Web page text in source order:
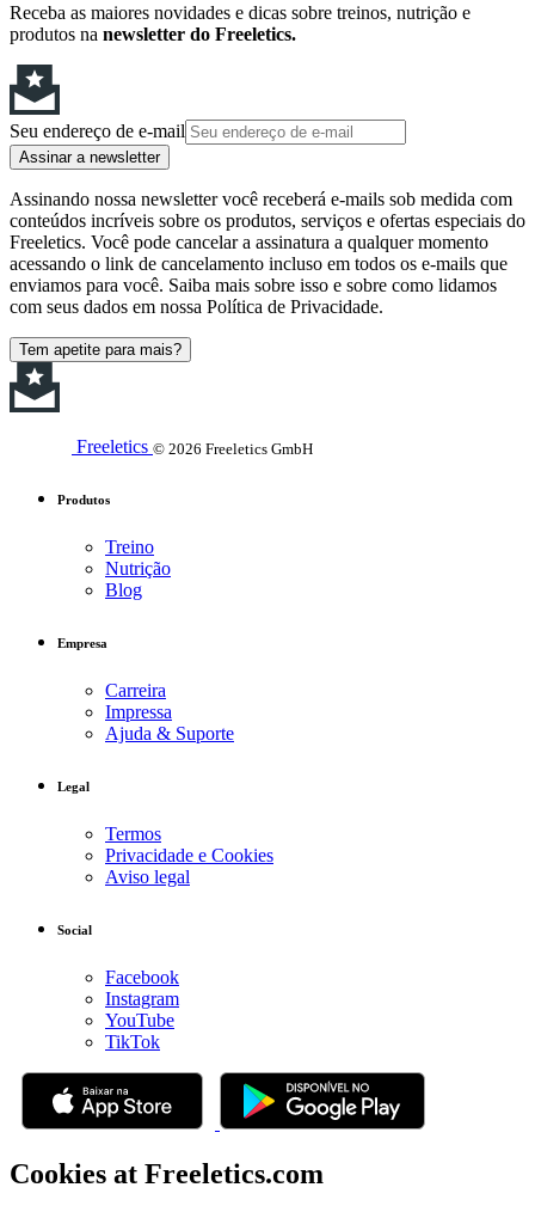
Receba as maiores novidades e dicas sobre treinos, nutrição e
produtos na newsletter do Freeletics.
Seu endereço de e-mail
Assinar a newsletter
Assinando nossa newsletter você receberá e-mails sob medida com
conteúdos incríveis sobre os produtos, serviços e ofertas especiais do
Freeletics. Você pode cancelar a assinatura a qualquer momento
acessando o link de cancelamento incluso em todos os e-mails que
enviamos para você. Saiba mais sobre isso e sobre como lidamos
com seus dados em nossa Política de Privacidade.
Tem apetite para mais?
Freeletics © 2026 Freeletics GmbH
Produtos
Treino
Nutrição
Blog
Empresa
Carreira
Impressa
Ajuda & Suporte
Legal
Termos
Privacidade e Cookies
Aviso legal
Social
Facebook
Instagram
YouTube
TikTok
Cookies at Freeletics.com